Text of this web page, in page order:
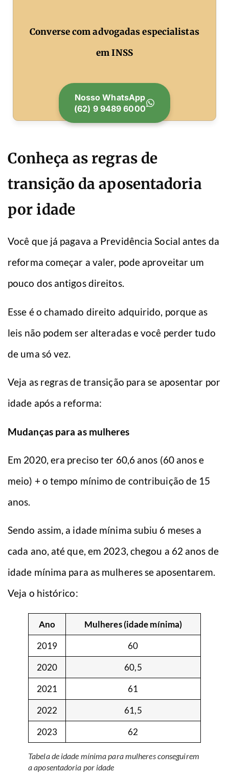
Converse com advogadas especialistas
em INSS
Nosso WhatsApp
(62) 9 9489 6000
Conheça as regras de
transição da aposentadoria
por idade
Você que já pagava a Previdência Social antes da
reforma começar a valer, pode aproveitar um
pouco dos antigos direitos.
Esse é o chamado direito adquirido, porque as
leis não podem ser alteradas e você perder tudo
de uma só vez.
Veja as regras de transição para se aposentar por
idade após a reforma:
Mudanças para as mulheres
Em 2020, era preciso ter 60,6 anos (60 anos e
meio) + o tempo mínimo de contribuição de 15
anos.
Sendo assim, a idade mínima subiu 6 meses a
cada ano, até que, em 2023, chegou a 62 anos de
idade mínima para as mulheres se aposentarem.
Veja o histórico:
Ano
Mulheres (idade mínima)
2019
60
2020
60,5
2021
61
2022
61,5
2023
62
Tabela de idade mínima para mulheres conseguirem
a aposentadoria por idade